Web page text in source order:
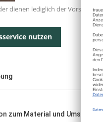
dienen lediglich der Vorschau.
nutzen
zum Material und Umschläge